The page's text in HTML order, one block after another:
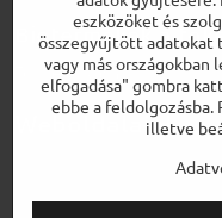
Biotermékek a
Többet olvasni
Weboldalaink
eszközöket és
összegyűjtött adatokat
vagy más
elfogadása" gombra
ebbe a
illetve